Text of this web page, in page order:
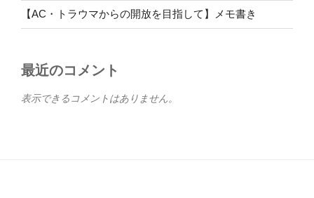
【AC・トラウマからの開放を目指して】メモ書き
最近のコメント
表示できるコメントはありません。